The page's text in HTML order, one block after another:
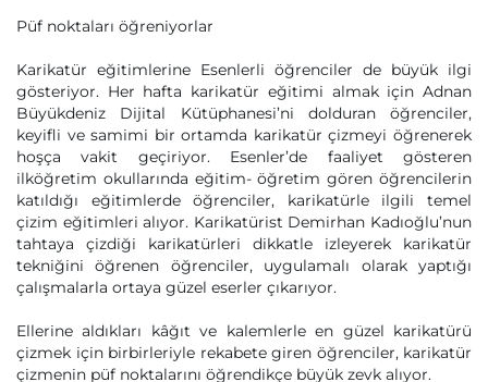
Püf noktaları öğreniyorlar
Karikatür eğitimlerine Esenlerli öğrenciler de büyük ilgi
gösteriyor. Her hafta karikatür eğitimi almak için Adnan
Büyükdeniz Dijital Kütüphanesi’ni dolduran öğrenciler,
keyifli ve samimi bir ortamda karikatür çizmeyi öğrenerek
hoşça vakit geçiriyor. Esenler’de faaliyet gösteren
ilköğretim okullarında eğitim- öğretim gören öğrencilerin
katıldığı eğitimlerde öğrenciler, karikatürle ilgili temel
çizim eğitimleri alıyor. Karikatürist Demirhan Kadıoğlu’nun
tahtaya çizdiği karikatürleri dikkatle izleyerek karikatür
tekniğini öğrenen öğrenciler, uygulamalı olarak yaptığı
çalışmalarla ortaya güzel eserler çıkarıyor.
Ellerine aldıkları kâğıt ve kalemlerle en güzel karikatürü
çizmek için birbirleriyle rekabete giren öğrenciler, karikatür
çizmenin püf noktalarını öğrendikçe büyük zevk alıyor.